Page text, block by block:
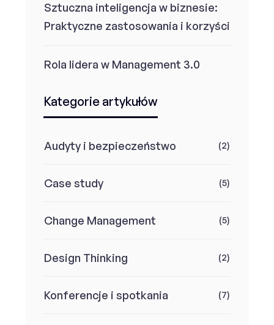
Sztuczna inteligencja w biznesie:
Praktyczne zastosowania i korzyści
Rola lidera w Management 3.0
Kategorie artykułów
Audyty i bezpieczeństwo (2)
Case study (5)
Change Management (5)
Design Thinking (2)
Konferencje i spotkania (7)